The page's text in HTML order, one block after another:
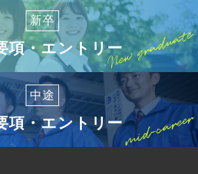
新卒
項・エントリー
中途
項・エントリー